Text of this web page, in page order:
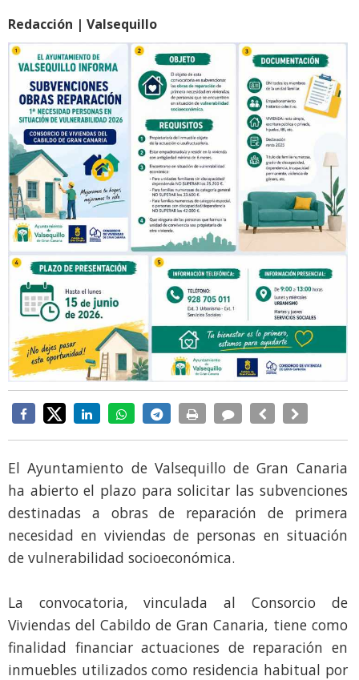
Redacción | Valsequillo
El Ayuntamiento de Valsequillo de Gran Canaria
ha abierto el plazo para solicitar las subvenciones
destinadas a obras de reparación de primera
necesidad en viviendas de personas en situación
de vulnerabilidad socioeconómica.
La convocatoria, vinculada al Consorcio de
Viviendas del Cabildo de Gran Canaria, tiene como
finalidad financiar actuaciones de reparación en
inmuebles utilizados como residencia habitual por